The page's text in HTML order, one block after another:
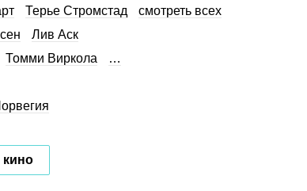
Терье Стромстад
смотреть всех
Лив Аск
Томми Виркола
…
кино